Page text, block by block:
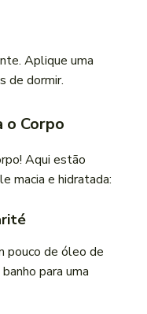
Aplique uma
de dormir.
o Corpo
Aqui estão
macia e hidratada:
pouco de óleo de
para uma